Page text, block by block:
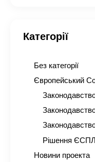
Категорії
Без категорії
Європейський
Рішення ЄСПЛ
Новини проекта